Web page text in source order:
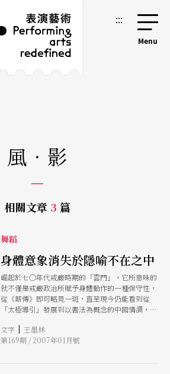
:::
風．影
相關文章 3 篇
舞蹈
身體意象消失於隱喻不在之中
崛起於七○年代戒嚴時期的「雲門」，它所意味的
就不僅是戒嚴政治所賦予身體動作的一種保守性，
從《薪傳》即可略見一斑，直至現今仍能看到從
「太極導引」發展到以書法為概念的中國情調，無
作，大概只能說看「雲門」的觀眾，也許無法適應
當代舞蹈其實可以不需要那麼多動作的，或者說動
文字 | 王墨林
第169期 / 2007年01月號